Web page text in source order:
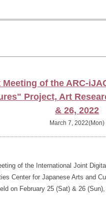
Meeting of the ARC-
Project, Art
& 26, 2022
March 7, 2022(Mon)
of the International Joint
Center for Japanese Arts and
on February 25 (Sat) & 26